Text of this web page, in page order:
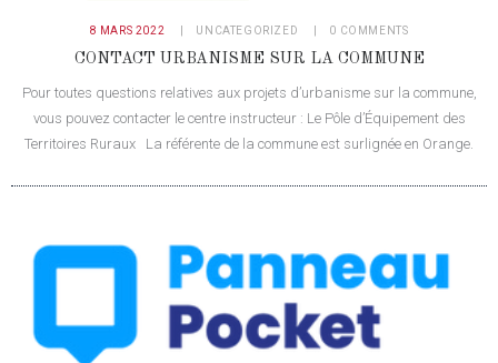
8 MARS 2022 UNCATEGORIZED 0 COMMENTS
CONTACT URBANISME SUR LA COMMUNE
Pour toutes questions relatives aux projets d’urbanisme sur la commune,
vous pouvez contacter le centre instructeur : Le Pôle d’Équipement des
Territoires Ruraux La référente de la commune est surlignée en Orange.